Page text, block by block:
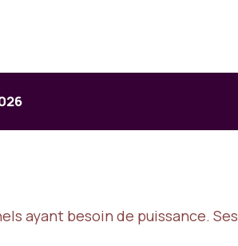
ayant besoin de puissance. Ses